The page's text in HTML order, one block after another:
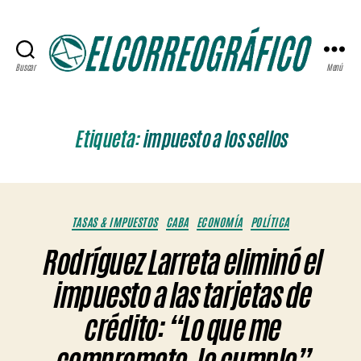
Buscar Menú
Etiqueta:impuesto a los sellos
Categorías
TASAS & IMPUESTOS CABA ECONOMÍA POLÍTICA
Rodríguez Larreta eliminó el
impuesto a las tarjetas de
crédito: “Lo que me